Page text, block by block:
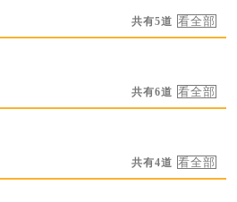
共有5道
共有6道
共有4道